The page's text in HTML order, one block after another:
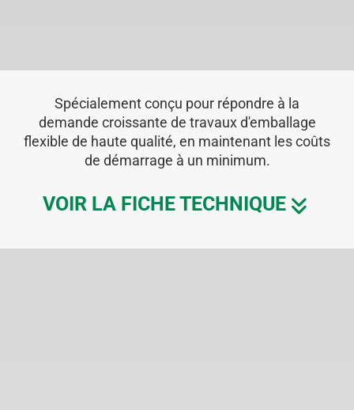
Spécialement conçu pour répondre à la
demande croissante de travaux d'emballage
flexible de haute qualité, en maintenant les coûts
de démarrage à un minimum.
VOIR LA FICHE TECHNIQUE